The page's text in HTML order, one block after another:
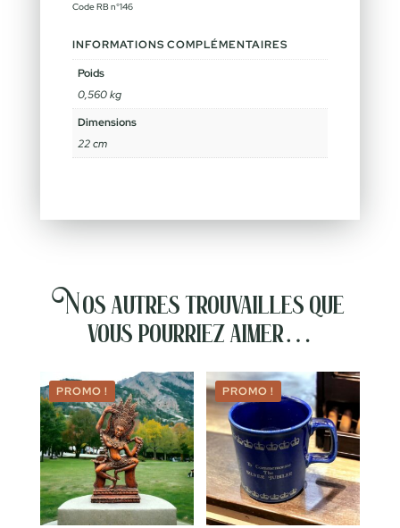
Code RB n°146
INFORMATIONS COMPLÉMENTAIRES
Poids
0,560 kg
Dimensions
22 cm
Nos autres trouvailles que
vous pourriez aimer…
PROMO ! PROMO !